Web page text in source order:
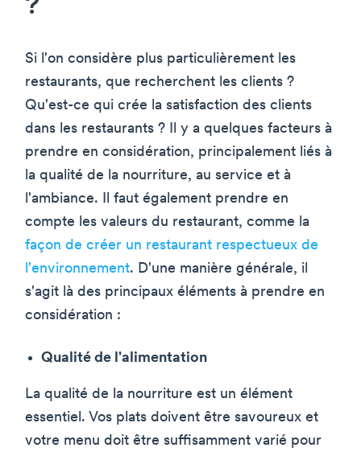
?
Si l'on considère plus particulièrement les
restaurants, que recherchent les clients ?
Qu'est-ce qui crée la satisfaction des clients
dans les restaurants ? Il y a quelques facteurs à
prendre en considération, principalement liés à
la qualité de la nourriture, au service et à
l'ambiance. Il faut également prendre en
compte les valeurs du restaurant, comme la
façon de créer un restaurant respectueux de
l'environnement. D'une manière générale, il
s'agit là des principaux éléments à prendre en
considération :
Qualité de l'alimentation
La qualité de la nourriture est un élément
essentiel. Vos plats doivent être savoureux et
votre menu doit être suffisamment varié pour